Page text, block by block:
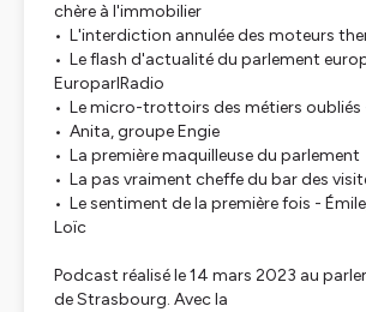
chère à l'immobilier
• L'interdiction annulée des moteurs
• Le flash d'actualité du parlement
EuroparlRadio
• Le micro-trottoirs des métiers oubliés
• Anita, groupe Engie
• La première maquilleuse du parlement
• La pas vraiment cheffe du bar des
• Le sentiment de la première fois -
Loïc
Podcast réalisé le 14 mars 2023 au
de Strasbourg. Avec la